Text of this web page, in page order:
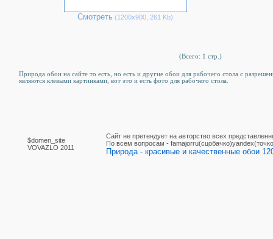
Смотреть (1200х900, 261 Kb)
(Всего: 1 стр.)
Природа обои на сайте то есть, но есть и другие обои для рабочего стола c
являются клевыми картинками, вот это и есть фото для рабочего стола.
$domen_site
VOVAZLO 2011
Сайт не претендует на авторство всех
По вcем вопросам -
Природа - красивые и качественные обои